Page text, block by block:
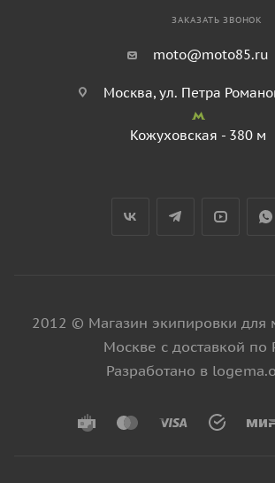
ЗАКАЗАТЬ ЗВОНОК
moto@moto85.ru
Москва, ул. Петра
Кожуховская - 380 м
2012 © Магазин экипировки для
Москве с доставкой по
Разработано в